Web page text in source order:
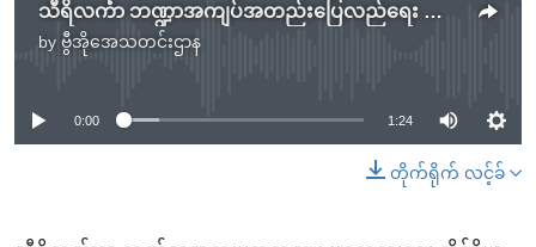
သီရိလင်္ကာ ဘဏ္ဍာအကျပ်အတည်းပြေလည်ရေး အိန္ဒိယကူညီ
by ဗွီအိုအေသတင်းဌာန
No media source currently available
0:00 1:24
တိုက်ရိုက် လင့်ခ်